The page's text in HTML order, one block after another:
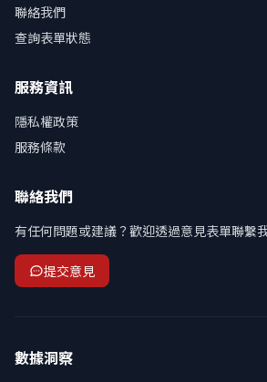
聯絡我們
查詢表單狀態
服務資訊
隱私權政策
服務條款
聯絡我們
有任何問題或建議？歡迎透過意見表單聯繫
提交意見
數據洞察